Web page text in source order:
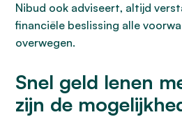
Nibud ook adviseert, altijd
financiële beslissing alle
overwegen.
Snel geld lenen
zijn de